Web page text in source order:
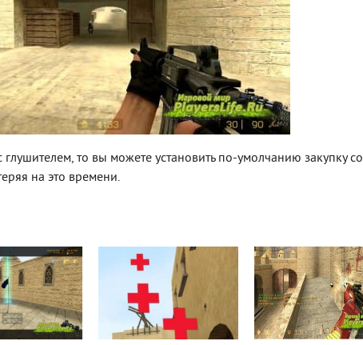
то вы можете установить по-умолчанию закупку со
на это времени.